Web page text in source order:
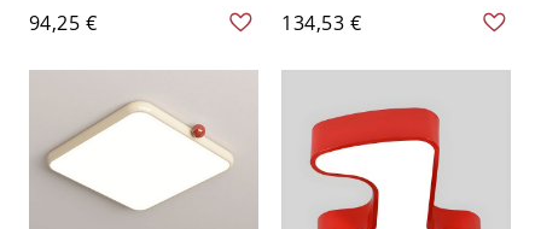
Licht
Legierungsmaterial, direkt
verdrahtet für
Wohnzimmer, 110V-120V,
12"
94,25 €
freiliegende Halterung in
für Wohnzimmer, 110V-
(Warm/Weiß/Neutrales
Licht dimmbar)
134,53 €